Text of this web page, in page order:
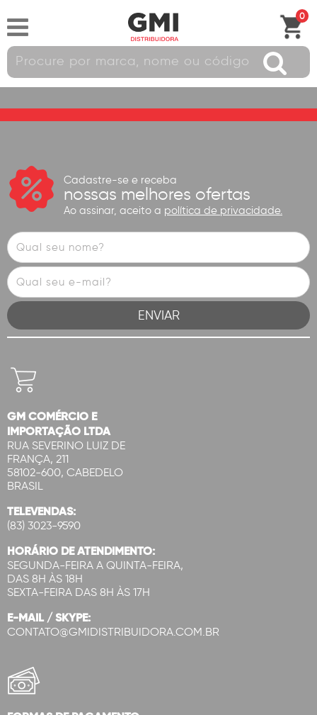
0
Cadastre-se e receba
nossas melhores ofertas
Ao assinar, aceito a política de privacidade.
GM COMÉRCIO E
IMPORTAÇÃO LTDA
RUA SEVERINO LUIZ DE
FRANÇA, 211
58102-600, CABEDELO
BRASIL
TELEVENDAS:
(83) 3023-9590
HORÁRIO DE ATENDIMENTO:
SEGUNDA-FEIRA A QUINTA-FEIRA,
DAS 8H ÀS 18H
SEXTA-FEIRA DAS 8H ÀS 17H
E-MAIL / SKYPE:
CONTATO@GMIDISTRIBUIDORA.COM.BR